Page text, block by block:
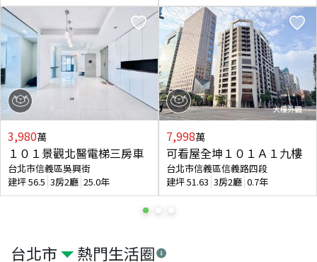
台北市 熱門生活圈
3,980萬
１０１景觀北醫電梯三房車
台北市信義區吳興街
建坪56.5 3房2廳 25.0年
7,998萬
可看屋全坤１０１Ａ１九樓
台北市信義區信義路四段
建坪51.63 3房2廳 0.7年